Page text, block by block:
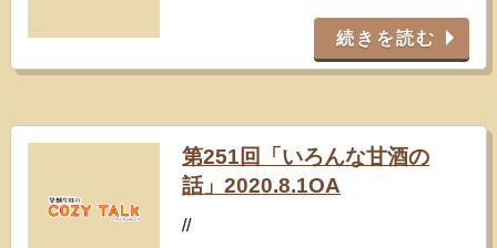
続きを読む
第251回「いろんな甘酒の
話」2020.8.1OA
//